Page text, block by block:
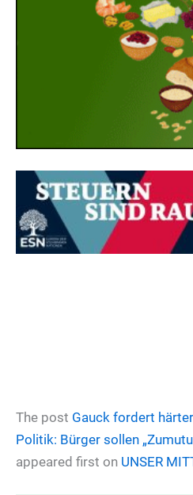
The post Gauck fordert
Politik: Bürger sollen
appeared first on UNSER